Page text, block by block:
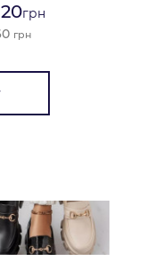
грн
грн